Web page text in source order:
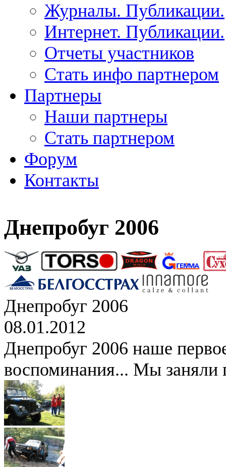
Журналы. Публикации.
Интернет. Публикации.
Отчеты участников
Стать инфо партнером
Партнеры
Наши партнеры
Стать партнером
Форум
Контакты
Днепробуг 2006
Днепробуг 2006
08.01.2012
Днепробуг 2006 наше
воспоминания... Мы заняли